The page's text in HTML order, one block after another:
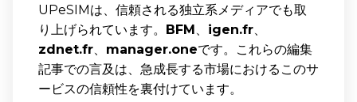
UPeSIMは、信頼される独立系メディアでも取
り上げられています。 BFM igen.fr
zdnet.fr
manager.oneです。これらの編集
記事での言及は、急成長する市場におけるこのサ
ービスの信頼性を裏付けています。